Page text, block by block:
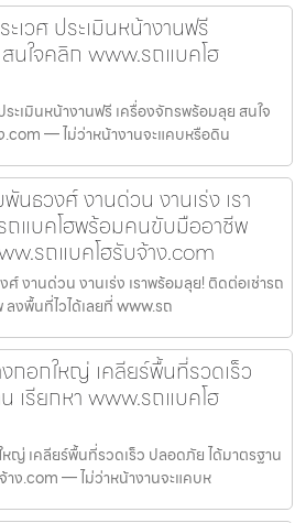
เวศ ประเมินหน้างานฟรี
นใจคลิก www.รถแบคโฮ
ะเมินหน้างานฟรี เครื่องจักรพร้อมลุย สนใจ
— ไม่ว่าหน้างานจะแคบหรือดิน
นธวงศ์ งานด่วน งานเร่ง เรา
ถแบคโฮพร้อมคนขับมืออาชีพ
รถแบคโฮรับจ้าง.com
งานด่วน งานเร่ง เราพร้อมลุย! ติดต่อเช่ารถ
งพื้นที่ไวได้เลยที่ www.รถ
กอกใหญ่ เคลียร์พื้นที่รวดเร็ว
เรียกหา www.รถแบคโฮ
ญ่ เคลียร์พื้นที่รวดเร็ว ปลอดภัย ได้มาตรฐาน
าง.com — ไม่ว่าหน้างานจะแคบห